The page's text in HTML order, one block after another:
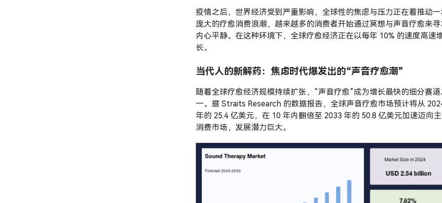
疫情之后，世界经济受到严重影响，全球性的焦虑与压力正在着推动
庞大的疗愈消费浪潮，越来越多的消费者开始通过冥想与声音疗愈来
内心平静。在这种环境下，全球疗愈经济正在以每年 10% 的速度高速
长。
当代人的新解药：焦虑时代爆发出的“声音疗愈潮”
随着全球疗愈经济规模持续扩张，“声音疗愈”成为增长最快的细分赛
一。据 Straits Research 的数据报告，全球声音疗愈市场预计将从
年的 25.4 亿美元，在 10 年内翻倍至 2033 年的 50.8 亿美元加速迈向
消费市场，发展潜力巨大。